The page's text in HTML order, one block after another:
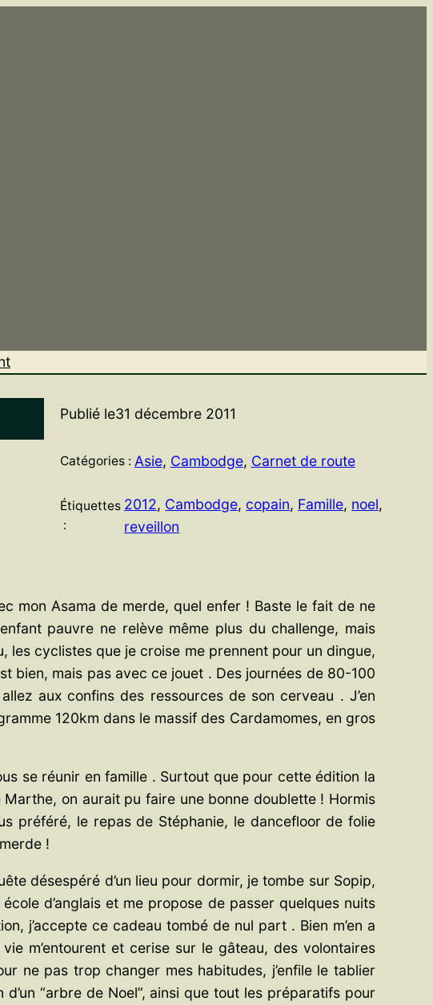
Publié le31 décembre 2011
Catégories : Asie, Cambodge, Carnet de route
Étiquettes
:
2012, Cambodge, copain, Famille, noel
reveillon
mon Asama de merde, quel enfer ! Baste le fait de ne
pauvre ne relève même plus du challenge, mais
les cyclistes que je croise me prennent pour un dingue,
bien, mais pas avec ce jouet . Des journées de 80-100
aux confins des ressources de son cerveau . J’en
120km dans le massif des Cardamomes, en gros
se réunir en famille . Surtout que pour cette édition la
on aurait pu faire une bonne doublette ! Hormis
préféré, le repas de Stéphanie, le dancefloor de folie
!
désespéré d’un lieu pour dormir, je tombe sur Sopip,
d’anglais et me propose de passer quelques nuits
j’accepte ce cadeau tombé de nul part . Bien m’en a
m’entourent et cerise sur le gâteau, des volontaires
ne pas trop changer mes habitudes, j’enfile le tablier
“arbre de Noel”, ainsi que tout les préparatifs pour